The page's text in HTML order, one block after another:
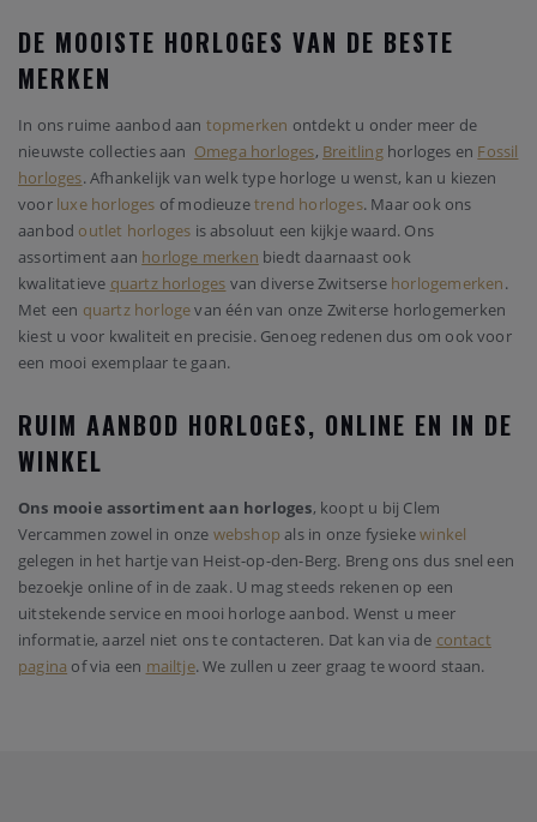
DE MOOISTE HORLOGES VAN DE BESTE
MERKEN
In ons ruime aanbod aan topmerken ontdekt u onder meer de
nieuwste collecties aan Omega horloges, Breitlinghorloges en Fossil
horloges. Afhankelijk van welk type horloge u wenst, kan u kiezen
voor luxe horloges of modieuzetrend horloges. Maar ook ons
aanbod outlet horloges is absoluut een kijkje waard. Ons
assortiment aan horloge merken biedt daarnaast ook
kwalitatieve quartz horloges van diverse Zwitserse horlogemerken.
Met een quartz horlogevan één van onze Zwiterse horlogemerken
kiest u voor kwaliteit en precisie. Genoeg redenen dus om ook voor
een mooi exemplaar te gaan.
RUIM AANBOD HORLOGES, ONLINE EN IN DE
WINKEL
Ons mooie assortiment aan horloges, koopt u bij Clem
Vercammen zowel in onze webshop als in onze fysiekewinkel
gelegen in het hartje van Heist-op-den-Berg. Breng ons dus snel een
bezoekje online of in de zaak. U mag steeds rekenen op een
uitstekende service en mooi horloge aanbod. Wenst u meer
informatie, aarzel niet ons te contacteren. Dat kan via de contact
pagina of via een mailtje. We zullen u zeer graag te woord staan.